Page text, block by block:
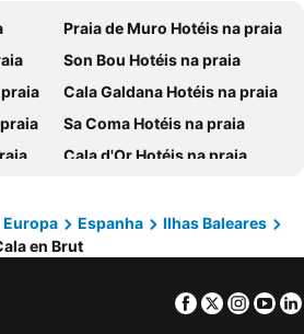
Globales Cala'n Blanes
Seth Port Ciutadella
Only
Lago Resort Menorca Suites del Lago - Adults Only
Apartamentos Maribel
Gran Sagitario
Apartamentos Ses Anneres
BLUESEA Cabo de Baños
Caramelo Marina Cala'n Bosch
Praia de Muro Hotéis na praia
Son Bou Hotéis na praia
Cala Galdana Hotéis na praia
Sa Coma Hotéis na praia
Cala d'Or Hotéis na praia
Cala'n Bosc Hotéis na praia
praia
Punta Prima Hotéis na praia
Cala Ratjada Hotéis na praia
Europa Espanha
Ilhas Baleares
en Brut
Facebook
Twitter